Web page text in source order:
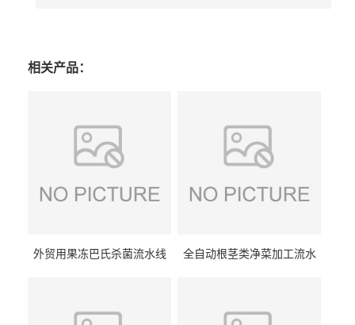
相关产品：
外贸用果冻巴氏杀菌流水线
全自动根茎类净菜加工流水